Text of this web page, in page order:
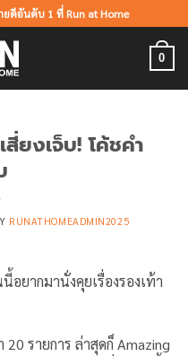
ยดีอันดับ 1 ที่ Run at Home
0
ยงเจ็บ! โค้ชคำ
RUNATHOMEADMIN2025
ยากมานั่งคุยเรื่องรองเท้า
รายการ ล่าสุดก็ Amazing